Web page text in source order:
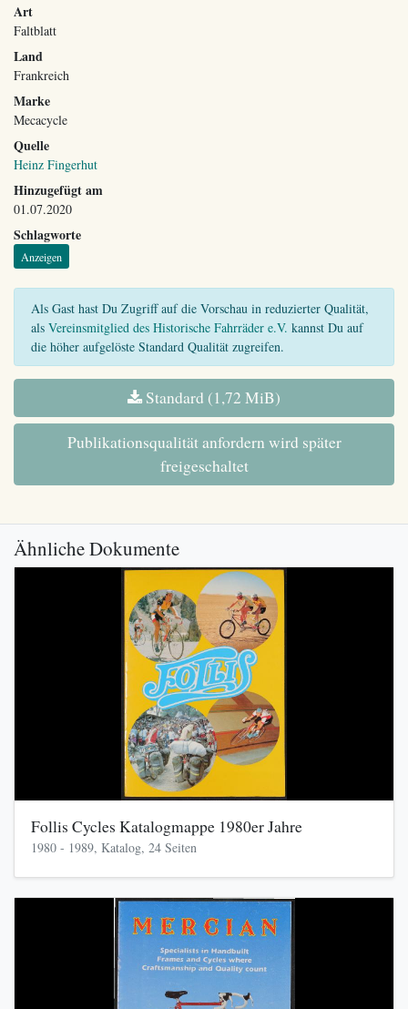
Art
Faltblatt
Land
Frankreich
Marke
Mecacycle
Quelle
Heinz Fingerhut
Hinzugefügt am
01.07.2020
Schlagworte
Anzeigen
Als Gast hast Du Zugriff auf die Vorschau in reduzierter Qualität,
als Vereinsmitglied des Historische Fahrräder e.V. kannst Du auf
die höher aufgelöste Standard Qualität zugreifen.
Standard (1,72 MiB)
Publikationsqualität anfordern wird später
freigeschaltet
Ähnliche Dokumente
Follis Cycles Katalogmappe 1980er Jahre
1980 - 1989, Katalog, 24 Seiten